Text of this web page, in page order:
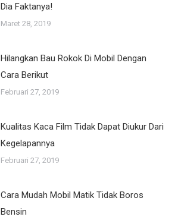
Dia Faktanya!
Maret 28, 2019
Hilangkan Bau Rokok Di Mobil Dengan
Cara Berikut
Februari 27, 2019
Kualitas Kaca Film Tidak Dapat Diukur Dari
Kegelapannya
Februari 27, 2019
Cara Mudah Mobil Matik Tidak Boros
Bensin